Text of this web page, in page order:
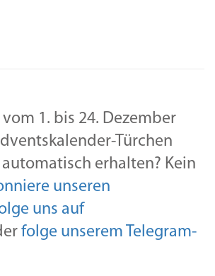
1. bis 24. Dezember
Türchen
erhalten? Kein
unseren
uns auf
folge unserem Telegram-